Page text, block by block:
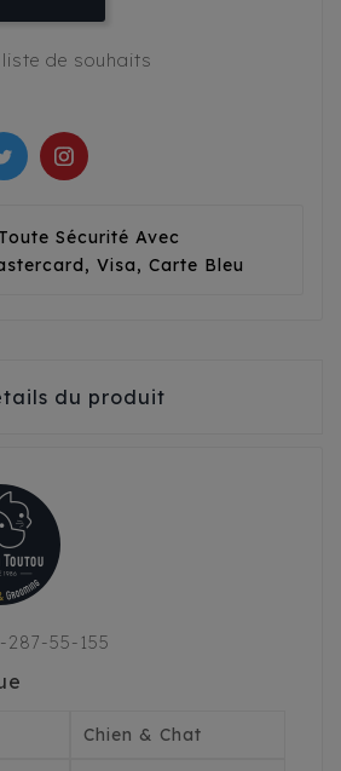
de souhaits
Sécurité Avec
Visa, Carte Bleu
du produit
287-55-155
Chien & Chat